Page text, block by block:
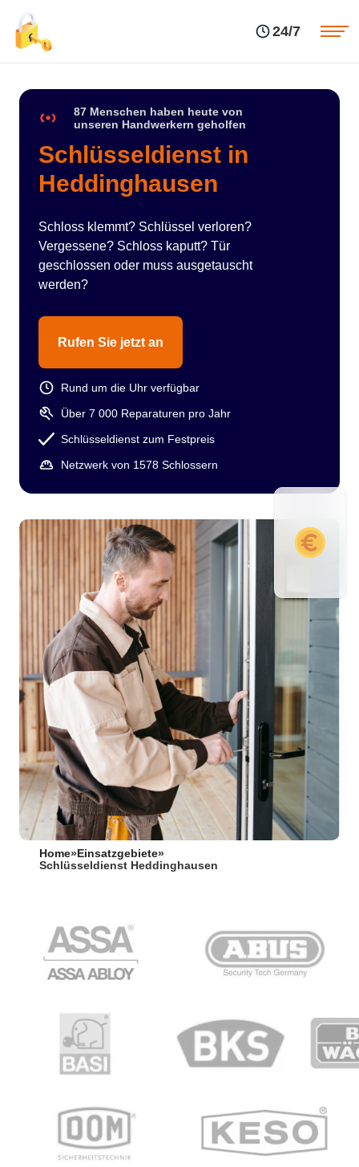
24/7
87 Menschen haben heute von
unseren Handwerkern geholfen
Schlüsseldienst in
Heddinghausen
Schloss klemmt? Schlüssel verloren?
Vergessene? Schloss kaputt? Tür
geschlossen oder muss ausgetauscht
werden?
Rufen Sie jetzt an
Rund um die Uhr verfügbar
Über 7 000 Reparaturen pro Jahr
Schlüsseldienst zum Festpreis
Netzwerk von 1578 Schlossern
Home» Einsatzgebiete»
Schlüsseldienst Heddinghausen